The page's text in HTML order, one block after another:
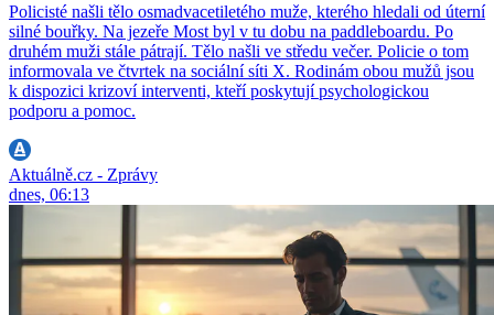
Policisté našli tělo osmadvacetiletého muže, kterého hledali od úterní
silné bouřky. Na jezeře Most byl v tu dobu na paddleboardu. Po
druhém muži stále pátrají. Tělo našli ve středu večer. Policie o tom
informovala ve čtvrtek na sociální síti X. Rodinám obou mužů jsou
k dispozici krizoví interventi, kteří poskytují psychologickou
podporu a pomoc.
Aktuálně.cz - Zprávy
dnes, 06:13